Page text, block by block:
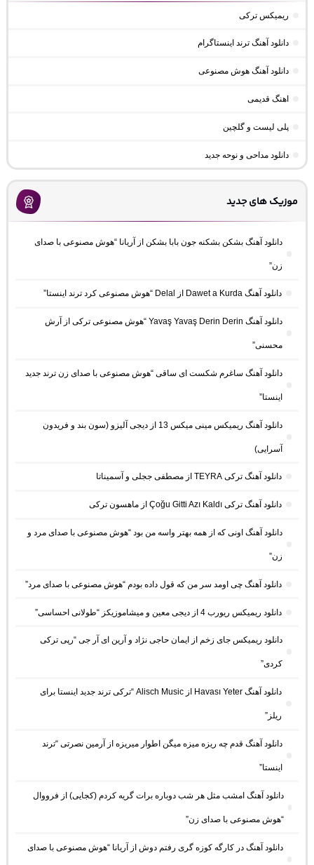
ریمیکس ترکی
دانلود آهنگ ترند اینستاگرام
دانلود آهنگ هوش مصنوعی
اهنگ قدیمی
پلی لیست و گلچین
دانلود مداحی و نوحه جدید
موزیک های جدید
دانلود آهنگ بشکن بشکنه جون بابا بشکن از آریانا “هوش مصنوعی با صدای
زن”
دانلود آهنگ Dawet a Kurda از Delal “هوش مصنوعی کرد ترند اینستا”
دانلود آهنگ Yavaş Yavaş Derin Derin “هوش مصنوعی ترکی از آرش
محسنی”
دانلود آهنگ ساغرم شکست ای ساقی “هوش مصنوعی با صدای زن ترند جدید
اینستا”
دانلود آهنگ ریمیکس مینی میکس 13 از دیجی آلیزو (سون بند و فریدون
آسرایی)
دانلود آهنگ ترکی TEYRA از مصطفی ججلی و آسمیناتا
دانلود آهنگ ترکی Çoğu Gitti Azı Kaldı از ماهسون ترکی
دانلود آهنگ اونی که از همه بهتر واسه من بود “هوش مصنوعی با صدای مرد و
زن”
دانلود آهنگ چی اومد سر من که قول داده بودم “هوش مصنوعی با صدای مرد”
دانلود ریمیکس ریورب 4 از دیجی معین و میشاموزیکز “طولانی احساسی”
دانلود ریمیکس جای زخم از ایمان حاجی نژاد و آرین ای آر جی “رپی ترکی
کردی”
دانلود آهنگ Havası Yeter از Alisch Music “ترکی ترند جدید اینستا برای
ریلز”
دانلود آهنگ ﻗﺪم ﭼﻪ رﻳﺰه ﻣﻴﺰه ﻣﻴﮕﻦ اﻃﻮار ﻣﻴﺮﻳﺰه از آرمین نصرتی “ترند
اینستا”
دانلود آهنگ امشب مثل هر شب دوباره برات گریه کردم (کجایی) از فرووال
“هوش مصنوعی با صدای زن”
دانلود آهنگ در کارگه کوزه گری رفتم دوش از آریانا “هوش مصنوعی با صدای